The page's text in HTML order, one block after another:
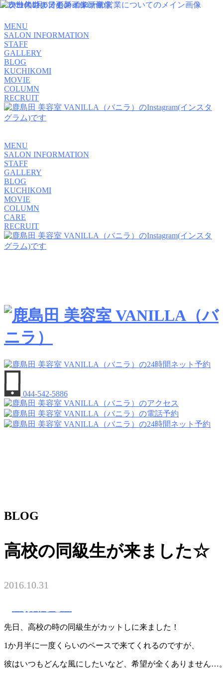
MENU
SALON INFORMATION
STAFF
GALLERY
BLOG
KUCHIKOMI
MOVIE
COLUMN
RECRUIT
MENU
SALON INFORMATION
STAFF
GALLERY
BLOG
KUCHIKOMI
MOVIE
COLUMN
CARE
RECRUIT
044-542-5886
BLOG
高校の同級生が来ました☆
2016.10.31
先日、高校の時の同級生がカットしに来ました！
1か月半に一度くらいのペースで来てくれるのですが、
彼はいつもどんな風にしたいなど、希望が全くありません…